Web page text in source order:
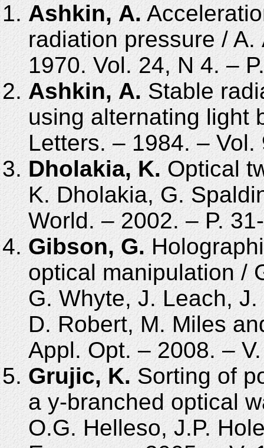
Ashkin, A.
radiation pressure /
1970. Vol. 24, N 4. –
Ashkin, A.Stable
using alternating light
Letters. – 1984. –
Dholakia, K.Optical
K. Dholakia, G.
World. – 2002. – P.
Gibson, G.
optical manipulation /
G. Whyte, J. Leach,
D. Robert, M. Miles
Appl. Opt. – 2008. –
Grujic, K. Sorting of
a y-branched optical
O.G. Helleso, J.P.